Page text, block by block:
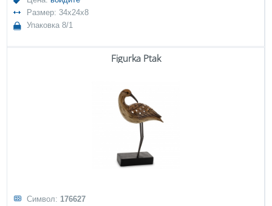
Размер: 34x24x8
Упаковка 8/1
Figurka Ptak
Символ: 176627